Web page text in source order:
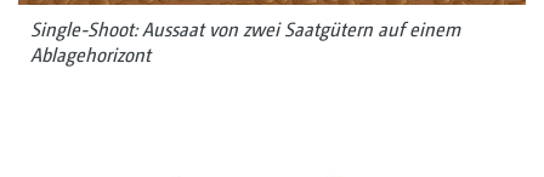
Single-Shoot: Aussaat von zwei Saatgütern auf einem
Ablagehorizont